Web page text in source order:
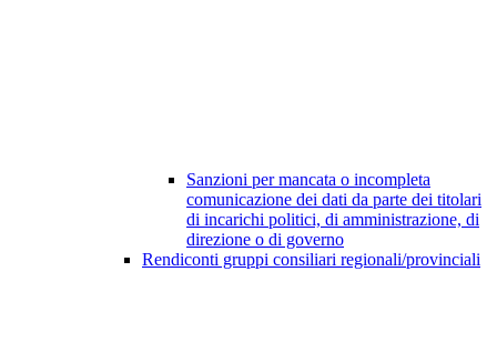
Sanzioni per mancata o incompleta
comunicazione dei dati da parte dei titolari
di incarichi politici, di amministrazione, di
direzione o di governo
Rendiconti gruppi consiliari regionali/provinciali